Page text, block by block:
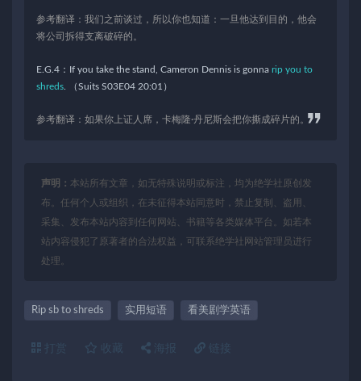
参考翻译：我们之前谈过，所以你也知道：一旦他达到目的，他会
将公司拆得支离破碎的。
E.G.4：If you take the stand, Cameron Dennis is gonna rip you to
shreds . （Suits S03E04 20:01）
参考翻译：如果你上证人席，卡梅隆·丹尼斯会把你撕成碎片的。
声明： 本站所有文章，如无特殊说明或标注，均为绝学社原创发
布。任何个人或组织，在未征得本站同意时，禁止复制、盗用、
采集、发布本站内容到任何网站、书籍等各类媒体平台。如若本
站内容侵犯了原著者的合法权益，可联系绝学社网站管理员进行
处理。
Rip sb to shreds 实用短语 看美剧学英语
打赏 收藏 海报 链接